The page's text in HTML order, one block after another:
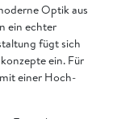
Optik aus
ein echter
fügt sich
ein. Für
einer Hoch-